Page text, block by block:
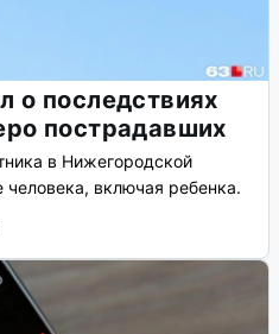
о последствиях
пострадавших
в Нижегородской
включая ребенка.